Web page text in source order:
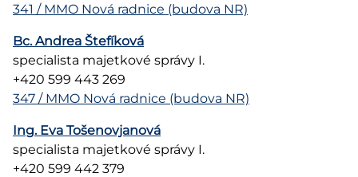
341 / MMO Nová radnice (budova NR)
Bc. Andrea Štefíková
specialista majetkové správy I.
+420 599 443 269
347 / MMO Nová radnice (budova NR)
Ing. Eva Tošenovjanová
specialista majetkové správy I.
+420 599 442 379